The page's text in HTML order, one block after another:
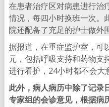
在患者治疗区对病患进行治
情况，每四小时换班一次。
院还配备了充足的护士做外
据报道，在重症监护室，可
元，包括呼吸支持和药物支
进行看护，24小时都不会大
此外，病人病历中除了记录
专家组的会诊意见，根据病